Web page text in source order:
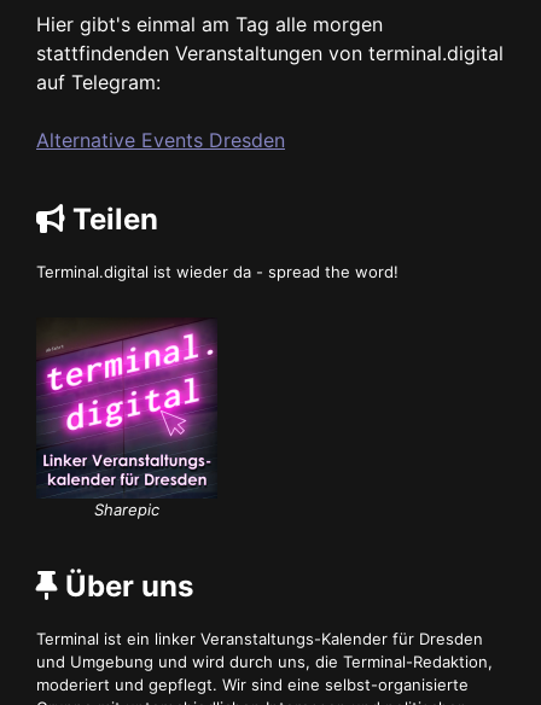
Hier gibt's einmal am Tag alle morgen
stattfindenden Veranstaltungen von terminal.digital
auf Telegram:
Alternative Events Dresden
Teilen
Terminal.digital ist wieder da - spread the word!
Sharepic
Über uns
Terminal ist ein linker Veranstaltungs-Kalender für Dresden
und Umgebung und wird durch uns, die Terminal-Redaktion,
moderiert und gepflegt. Wir sind eine selbst-organisierte